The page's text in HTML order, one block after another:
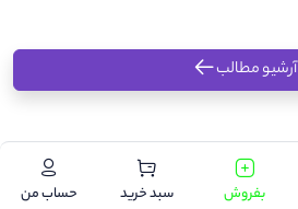
آرشیو مطالب
بفروش سبد خرید حساب من